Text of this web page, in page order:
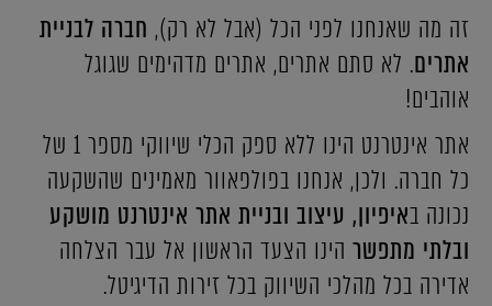
זה מה שאנחנו לפני הכל (אבל לא רק), חברה לבניית
אתרים. לא סתם אתרים, אתרים מדהימים שגוגל
אוהבים!
אתר אינטרנט הינו ללא ספק הכלי שיווקי מספר 1 של
כל חברה. ולכן, אנחנו בפולפאוור מאמינים שהשקעה
נכונה באיפיון, עיצוב ובניית אתר אינטרנט מושקע
ובלתי מתפשר הינו הצעד הראשון אל עבר הצלחה
אדירה בכל מהלכי השיווק בכל זירות הדיגיטל.